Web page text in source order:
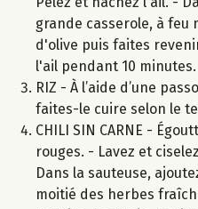
grande casserole, à feu
d'olive puis faites
l'ail pendant 10 minutes.
RIZ - À l’aide d’une
faites-le cuire selon le
CHILI SIN CARNE -
rouges. - Lavez et
Dans la sauteuse,
moitié des herbes